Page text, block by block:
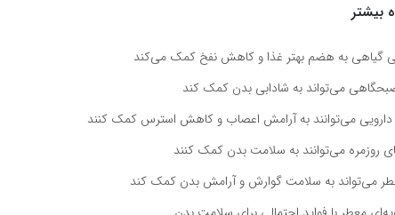
بیشتر
گیاهی به هضم بهتر غذا و کاهش نفخ کمک می‌کند
می‌تواند به شادابی بدن کمک کند
دارویی می‌توانند به آرامش اعصاب و کاهش استرس کمک کنند
روزمره می‌توانند به سلامت بدن کمک کنند
می‌تواند به سلامت گوارش و آرامش بدن کمک کند